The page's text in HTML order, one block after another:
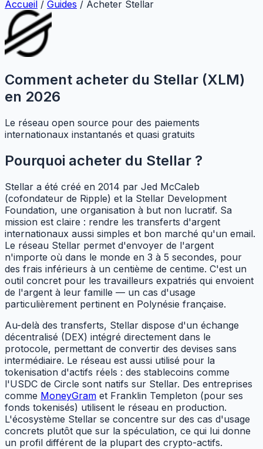
Accueil / Guides / Acheter Stellar
Comment acheter du Stellar (XLM)
en 2026
Le réseau open source pour des paiements
internationaux instantanés et quasi gratuits
Pourquoi acheter du Stellar ?
Stellar a été créé en 2014 par Jed McCaleb
(cofondateur de Ripple) et la Stellar Development
Foundation, une organisation à but non lucratif. Sa
mission est claire : rendre les transferts d'argent
internationaux aussi simples et bon marché qu'un email.
Le réseau Stellar permet d'envoyer de l'argent
n'importe où dans le monde en 3 à 5 secondes, pour
des frais inférieurs à un centième de centime. C'est un
outil concret pour les travailleurs expatriés qui envoient
de l'argent à leur famille — un cas d'usage
particulièrement pertinent en Polynésie française.
Au-delà des transferts, Stellar dispose d'un échange
décentralisé (DEX) intégré directement dans le
protocole, permettant de convertir des devises sans
intermédiaire. Le réseau est aussi utilisé pour la
tokenisation d'actifs réels : des stablecoins comme
l'USDC de Circle sont natifs sur Stellar. Des entreprises
comme MoneyGram et Franklin Templeton (pour ses
fonds tokenisés) utilisent le réseau en production.
L'écosystème Stellar se concentre sur des cas d'usage
concrets plutôt que sur la spéculation, ce qui lui donne
un profil différent de la plupart des crypto-actifs.